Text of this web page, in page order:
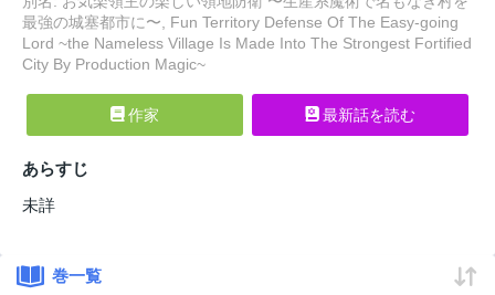
最強の城塞都市に〜, Fun Territory Defense Of The Easy-going
Lord ~the Nameless Village Is Made Into The Strongest Fortified
City By Production Magic~
作家 最新話を読む
あらすじ
未詳
巻一覧